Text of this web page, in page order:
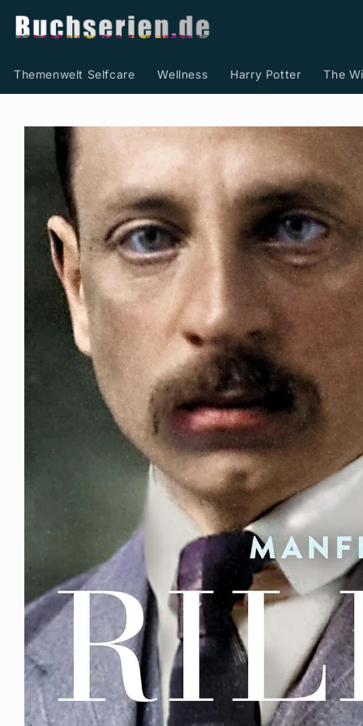
zum
Inhalt
Themenwelt Selfcare Wellness Harry Potter The
Zu
Produktinformationen